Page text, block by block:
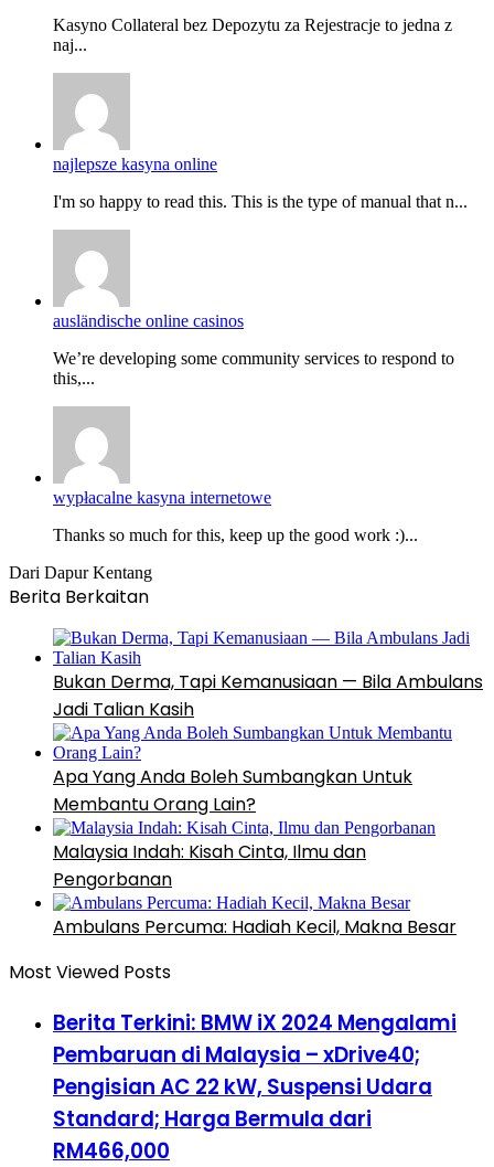
Kasyno Collateral bez Depozytu za Rejestracje to jedna z
naj...
najlepsze kasyna online
I'm so happy to read this. This is the type of manual that n...
ausländische online casinos
We’re developing some community services to respond to
this,...
wypłacalne kasyna internetowe
Thanks so much for this, keep up the good work :)...
Dari Dapur Kentang
Berita Berkaitan
Bukan Derma, Tapi Kemanusiaan — Bila Ambulans
Jadi Talian Kasih
Apa Yang Anda Boleh Sumbangkan Untuk
Membantu Orang Lain?
Malaysia Indah: Kisah Cinta, Ilmu dan
Pengorbanan
Ambulans Percuma: Hadiah Kecil, Makna Besar
Most Viewed Posts
Berita Terkini: BMW iX 2024 Mengalami
Pembaruan di Malaysia – xDrive40;
Pengisian AC 22 kW, Suspensi Udara
Standard; Harga Bermula dari
RM466,000